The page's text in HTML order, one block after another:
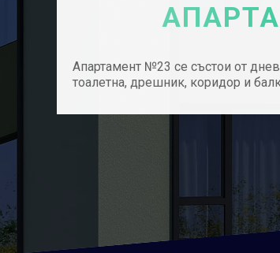
Апартамент №23 се състои от
тоалетна, дрешник, коридор и